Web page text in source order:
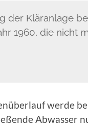
der Kläranlage
1960, die nicht
werde
Abwasser